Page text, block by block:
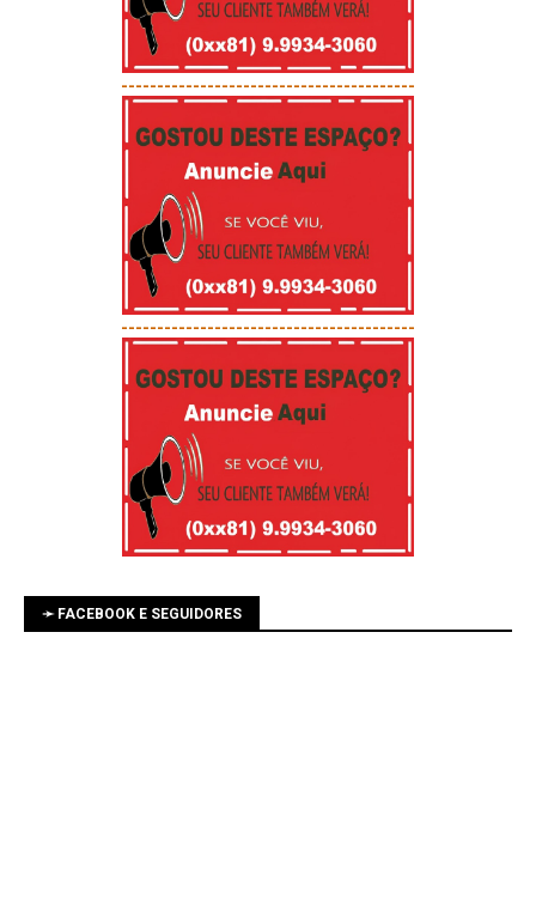
-----------------------------------------
-----------------------------------------
➛ FACEBOOK E SEGUIDORES